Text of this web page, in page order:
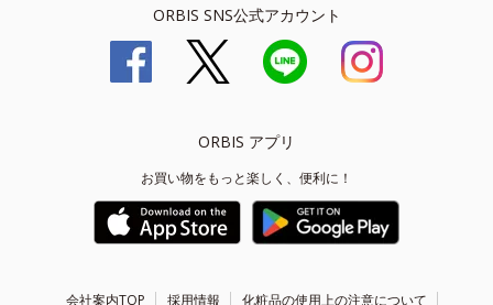
ORBIS SNS公式アカウント
ORBIS アプリ
お買い物をもっと楽しく、便利に！
会社案内TOP 採用情報 化粧品の使用上の注意について